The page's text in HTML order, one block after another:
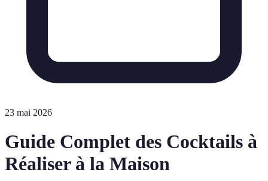
23 mai 2026
Guide Complet des Cocktails à
Réaliser à la Maison